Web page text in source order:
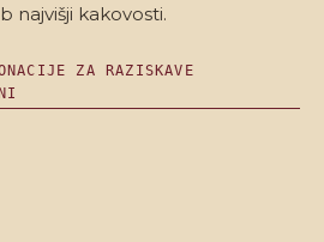
najvišji kakovosti.
ZA RAZISKAVE